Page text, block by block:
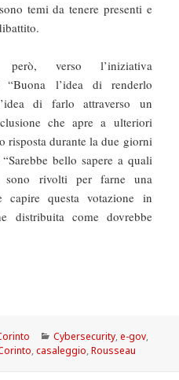
temi da tenere presenti e
verso l’iniziativa
“Buona l’idea di renderlo
di farlo attraverso un
che apre a ulteriori
risposta durante la due giorni
bello sapere a quali
sono rivolti per farne una
capire questa votazione in
distribuita come dovrebbe
Categorie
Cybersecurity,e-gov,
,casaleggio,Rousseau